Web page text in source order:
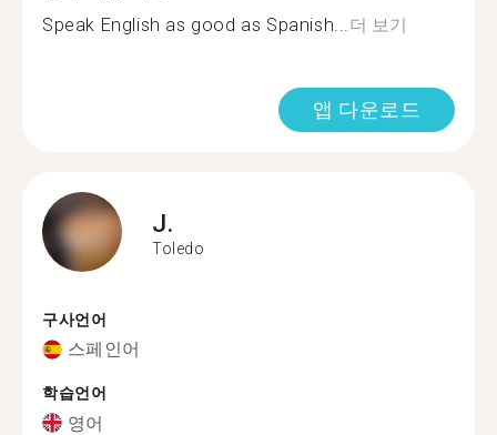
Speak English as good as Spanish... 더 보기
앱 다운로드
J.
Toledo
구사언어
스페인어
학습언어
영어